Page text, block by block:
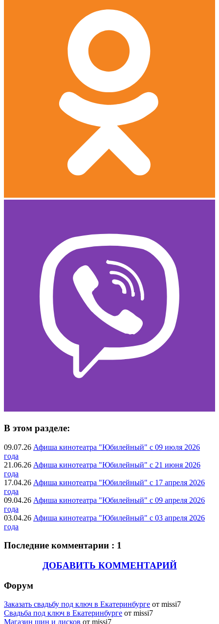
В этом разделе:
09.07.26 Афиша кинотеатра "Юбилейный" c 09 июля 2026
года
21.06.26 Афиша кинотеатра "Юбилейный" c 21 июня 2026
года
17.04.26 Афиша кинотеатра "Юбилейный" c 17 апреля 2026
года
09.04.26 Афиша кинотеатра "Юбилейный" c 09 апреля 2026
года
03.04.26 Афиша кинотеатра "Юбилейный" c 03 апреля 2026
года
Последние комментарии : 1
ДОБАВИТЬ КОММЕНТАРИЙ
Форум
Заказать свадьбу под ключ в Екатеринбурге от missi7
Cвадьба под ключ в Екатеринбурге от missi7
Магазин шин и дисков от missi7